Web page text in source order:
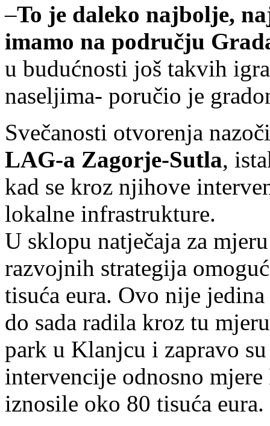
–To je daleko najbolje,
imamo na području
u budućnosti još takvih
naseljima- poručio je
Svečanosti otvorenja
LAG-a Zagorje-Sutla,
kad se kroz njihove
lokalne infrastrukture.
U sklopu natječaja za
razvojnih strategija
tisuća eura. Ovo nije
do sada radila kroz tu
park u Klanjcu i zapravo
intervencije odnosno
iznosile oko 80 tisuća eura.